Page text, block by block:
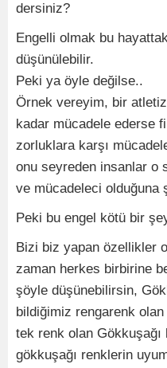
dersiniz?
Engelli olmak bu
düşünülebilir.
Peki ya öyle değilse..
Örnek vereyim, bir
kadar mücadele ederse
zorluklara karşı
onu seyreden insanlar o
ve mücadeleci olduğuna
Peki bu engel kötü bir
Bizi biz yapan özellikler
zaman herkes birbirine
şöyle düşünebilirsin,
bildiğimiz rengarenk
tek renk olan
gökkuşağı renklerin